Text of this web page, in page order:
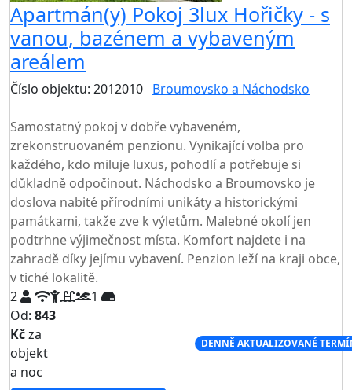
Apartmán(y) Pokoj 3lux Hořičky - s
vanou, bazénem a vybaveným
areálem
Číslo objektu: 2012010 Broumovsko a Náchodsko
Samostatný pokoj v dobře vybaveném,
zrekonstruovaném penzionu. Vynikající volba pro
každého, kdo miluje luxus, pohodlí a potřebuje si
důkladně odpočinout. Náchodsko a Broumovsko je
doslova nabité přírodními unikáty a historickými
památkami, takže zve k výletům. Malebné okolí jen
podtrhne výjimečnost místa. Komfort najdete i na
zahradě díky jejímu vybavení. Penzion leží na kraji obce,
v tiché lokalitě.
2
1
Od: 843
Kčza
objekt
a noc
DENNĚ AKTUALIZOVANÉ